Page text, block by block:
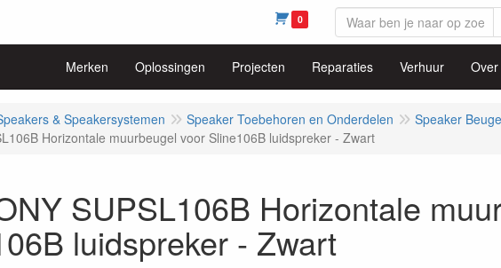
0
Merken Oplossingen Projecten Reparaties Verhuur
& Speakersystemen Speaker Toebehoren en Onderdelen
Speaker
Horizontale muurbeugel voor Sline106B luidspreker - Zwart
SUPSL106B Horizontale
luidspreker - Zwart